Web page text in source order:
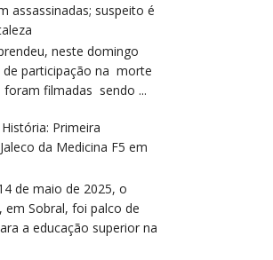
assassinadas; suspeito é
neste domingo
participação na morte
foram filmadas sendo ...
Primeira
da Medicina F5 em
de maio de 2025, o
em Sobral, foi palco de
a educação superior na